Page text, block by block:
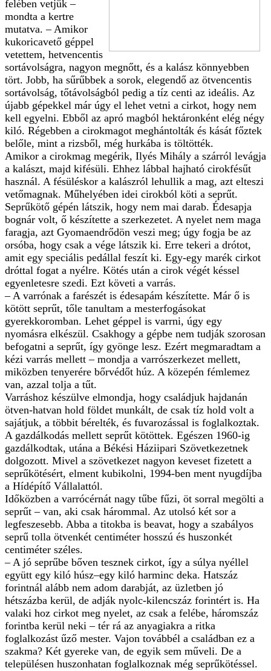
felében vetjük –
mondta a kertre
mutatva. – Amikor
kukoricavető géppel
vetettem, hetvencentis
sortávolságra, nagyon megnőtt, és a kalász könnyebben
tört. Jobb, ha sűrűbbek a sorok, elegendő az ötvencentis
sortávolság, tőtávolságból pedig a tíz centi az ideális. Az
újabb gépekkel már úgy el lehet vetni a cirkot, hogy nem
kell egyelni. Ebből az apró magból hektáronként elég négy
kiló. Régebben a cirokmagot meghántolták és kását főztek
belőle, mint a rizsből, még hurkába is töltötték.
Amikor a cirokmag megérik, Ilyés Mihály a szárról levágja
a kalászt, majd kifésüli. Ehhez lábbal hajható cirokfésűt
használ. A fésüléskor a kalászról lehullik a mag, azt elteszi
vetőmagnak. Műhelyében idei cirokból köti a seprűt.
Seprűkötő gépén látszik, hogy nem mai darab. Édesapja
bognár volt, ő készítette a szerkezetet. A nyelet nem maga
faragja, azt Gyomaendrődön veszi meg; úgy fogja be az
orsóba, hogy csak a vége látszik ki. Erre tekeri a drótot,
amit egy speciális pedállal feszít ki. Egy-egy marék cirkot
dróttal fogat a nyélre. Kötés után a cirok végét késsel
egyenletesre szedi. Ezt követi a varrás.
– A varrónak a farészét is édesapám készítette. Már ő is
kötött seprűt, tőle tanultam a mesterfogásokat
gyerekkoromban. Lehet géppel is varrni, úgy egy
nyomásra elkészül. Csakhogy a gépbe nem tudják szorosan
befogatni a seprűt, így gyönge lesz. Ezért megmaradtam a
kézi varrás mellett – mondja a varrószerkezet mellett,
miközben tenyerére bőrvédőt húz. A közepén fémlemez
van, azzal tolja a tűt.
Varráshoz készülve elmondja, hogy családjuk hajdanán
ötven-hatvan hold földet munkált, de csak tíz hold volt a
sajátjuk, a többit bérelték, és fuvarozással is foglalkoztak.
A gazdálkodás mellett seprűt kötöttek. Egészen 1960-ig
gazdálkodtak, utána a Békési Háziipari Szövetkezetnek
dolgozott. Mivel a szövetkezet nagyon keveset fizetett a
seprűkötésért, elment kubikolni, 1994-ben ment nyugdíjba
a Hídépítő Vállalattól.
Időközben a varrócérnát nagy tűbe fűzi, öt sorral megölti a
seprűt – van, aki csak hárommal. Az utolsó két sor a
legfeszesebb. Abba a titokba is beavat, hogy a szabályos
seprű tolla ötvenkét centiméter hosszú és huszonkét
centiméter széles.
– A jó seprűbe bőven tesznek cirkot, így a súlya nyéllel
együtt egy kiló húsz–egy kiló harminc deka. Hatszáz
forintnál alább nem adom darabját, az üzletben jó
hétszázba kerül, de adják nyolc-kilencszáz forintért is. Ha
valaki hoz cirkot meg nyelet, az csak a felébe, háromszáz
forintba kerül neki – tér rá az anyagiakra a ritka
foglalkozást űző mester. Vajon továbbél a családban ez a
szakma? Két gyereke van, de egyik sem műveli. De a
településen huszonhatan foglalkoznak még seprűkötéssel.